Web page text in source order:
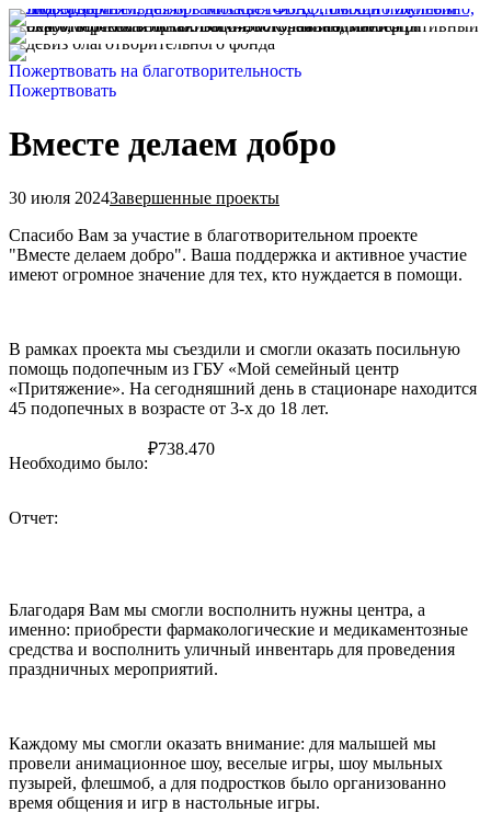
Пожертвовать на благотворительность
Пожертвовать
Вместе делаем добро
30 июля 2024Завершенные проекты
Спасибо Вам за участие в благотворительном проекте
"Вместе делаем добро". Ваша поддержка и активное участие
имеют огромное значение для тех, кто нуждается в помощи.
В рамках проекта мы съездили и смогли оказать посильную
помощь подопечным из ГБУ «Мой семейный центр
«Притяжение». На сегодняшний день в стационаре находится
45 подопечных в возрасте от 3-х до 18 лет.
Необходимо было:
₽738.470
Отчет:
Благодаря Вам мы смогли восполнить нужны центра, а
именно: приобрести фармакологические и медикаментозные
средства и восполнить уличный инвентарь для проведения
праздничных мероприятий.
Каждому мы смогли оказать внимание: для малышей мы
провели анимационное шоу, веселые игры, шоу мыльных
пузырей, флешмоб, а для подростков было организованно
время общения и игр в настольные игры.